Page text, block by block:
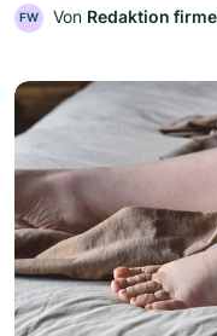
FW Von Redaktion